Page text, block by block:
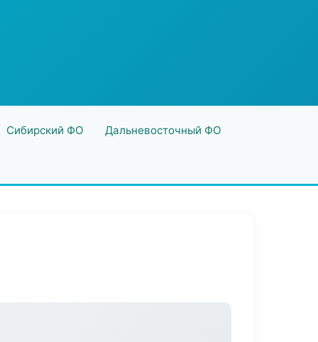
Сибирский ФО Дальневосточный ФО